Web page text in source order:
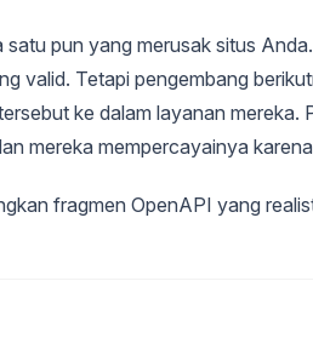
satu pun yang merusak situs
valid. Tetapi pengembang
ke dalam layanan mereka.
mereka mempercayainya
fragmen OpenAPI yang